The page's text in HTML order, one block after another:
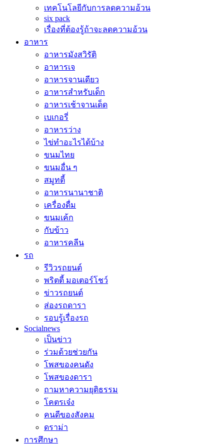
เทคโนโลยีกับการลดความอ้วน
six pack
เรื่องที่ต้องรู้ถ้าจะลดความอ้วน
อาหาร
อาหารมังสวิรัติ
อาหารเจ
อาหารจานเดียว
อาหารสำหรับเด็ก
อาหารเช้าจานเด็ด
เบเกอรี่
อาหารว่าง
ไข่ทำอะไรได้บ้าง
ขนมไทย
ขนมอื่น ๆ
สมูทตี้
อาหารนานาชาติ
เครื่องดื่ม
ขนมเค้ก
กับข้าว
อาหารคลีน
รถ
รีวิวรถยนต์
พริตตี้ มอเตอร์โชว์
ข่าวรถยนต์
ส่องรถดารา
รอบรู้เรื่องรถ
Socialnews
เป็นข่าว
ร่วมด้วยช่วยกัน
โพสของคนดัง
โพสของดารา
ถามหาความยุติธรรม
โคตรเจ๋ง
คนดีของสังคม
ดราม่า
การศึกษา